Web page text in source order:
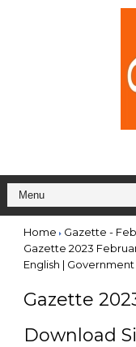
Home Gazette -
Gazette 2023
English |
Gazette
Download